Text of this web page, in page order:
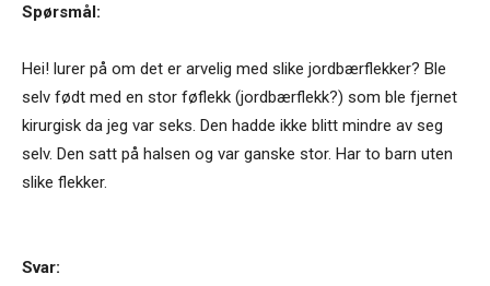
Spørsmål:
Hei! lurer på om det er arvelig med slike jordbærflekker? Ble
selv født med en stor føflekk (jordbærflekk?) som ble fjernet
kirurgisk da jeg var seks. Den hadde ikke blitt mindre av seg
selv. Den satt på halsen og var ganske stor. Har to barn uten
slike flekker.
Svar: